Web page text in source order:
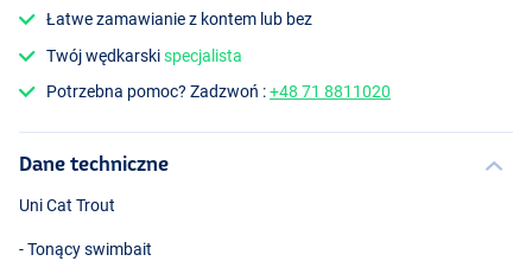
Łatwe zamawianie z kontem lub bez
Twój wędkarskispecjalista
Potrzebna pomoc? Zadzwoń :+48 71 8811020
Dane techniczne
Uni Cat Trout
- Tonący swimbait